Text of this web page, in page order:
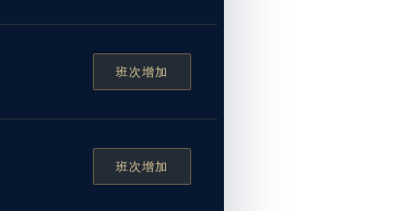
班次增加
班次增加